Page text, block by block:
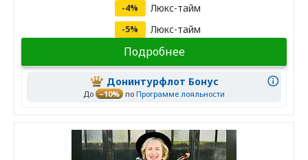
-4% Люкс-тайм
-5% Люкс-тайм
Подробнее
Донинтурфлот Бонус
До –10% по Программе лояльности